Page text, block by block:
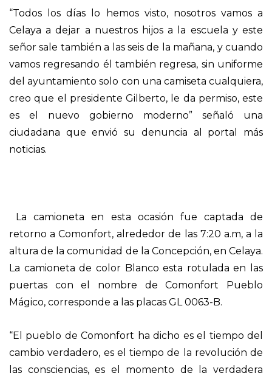
“Todos los días lo hemos visto, nosotros vamos a
Celaya a dejar a nuestros hijos a la escuela y este
señor sale también a las seis de la mañana, y cuando
vamos regresando él también regresa, sin uniforme
del ayuntamiento solo con una camiseta cualquiera,
creo que el presidente Gilberto, le da permiso, este
es el nuevo gobierno moderno” señaló una
ciudadana que envió su denuncia al portal más
noticias.
La camioneta en esta ocasión fue captada de
retorno a Comonfort, alrededor de las 7:20 a.m, a la
altura de la comunidad de la Concepción, en Celaya.
La camioneta de color Blanco esta rotulada en las
puertas con el nombre de Comonfort Pueblo
Mágico, corresponde a las placas GL 0063-B.
“El pueblo de Comonfort ha dicho es el tiempo del
cambio verdadero, es el tiempo de la revolución de
las consciencias, es el momento de la verdadera